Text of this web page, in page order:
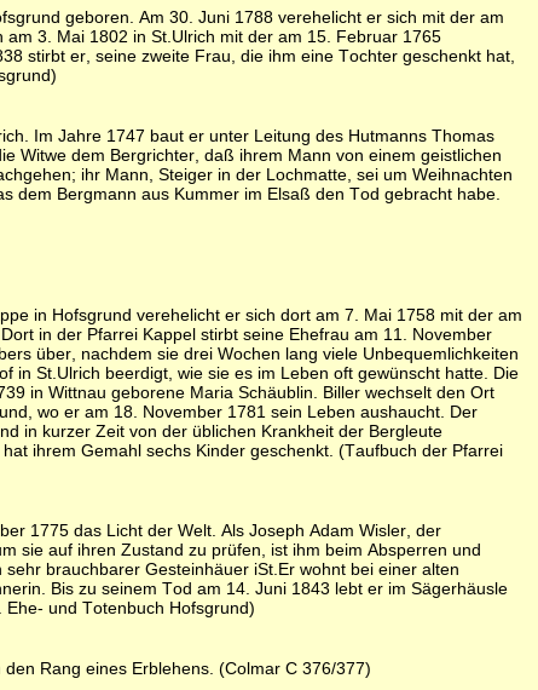
geboren. Am 30. Juni 1788 verehelicht er sich mit der am
3. Mai 1802 in St.Ulrich mit der am 15. Februar 1765
stirbt er, seine zweite Frau, die ihm eine Tochter geschenkt hat,
Im Jahre 1747 baut er unter Leitung des Hutmanns Thomas
Witwe dem Bergrichter, daß ihrem Mann von einem geistlichen
ihr Mann, Steiger in der Lochmatte, sei um Weihnachten
dem Bergmann aus Kummer im Elsaß den Tod gebracht habe.
in Hofsgrund verehelicht er sich dort am 7. Mai 1758 mit der am
in der Pfarrei Kappel stirbt seine Ehefrau am 11. November
über, nachdem sie drei Wochen lang viele Unbequemlichkeiten
in St.Ulrich beerdigt, wie sie es im Leben oft gewünscht hatte. Die
in Wittnau geborene Maria Schäublin. Biller wechselt den Ort
wo er am 18. November 1781 sein Leben aushaucht. Der
in kurzer Zeit von der üblichen Krankheit der Bergleute
ihrem Gemahl sechs Kinder geschenkt. (Taufbuch der Pfarrei
1775 das Licht der Welt. Als Joseph Adam Wisler, der
sie auf ihren Zustand zu prüfen, ist ihm beim Absperren und
brauchbarer Gesteinhäuer iSt.Er wohnt bei einer alten
Bis zu seinem Tod am 14. Juni 1843 lebt er im Sägerhäusle
und Totenbuch Hofsgrund)
Rang eines Erblehens. (Colmar C 376/377)